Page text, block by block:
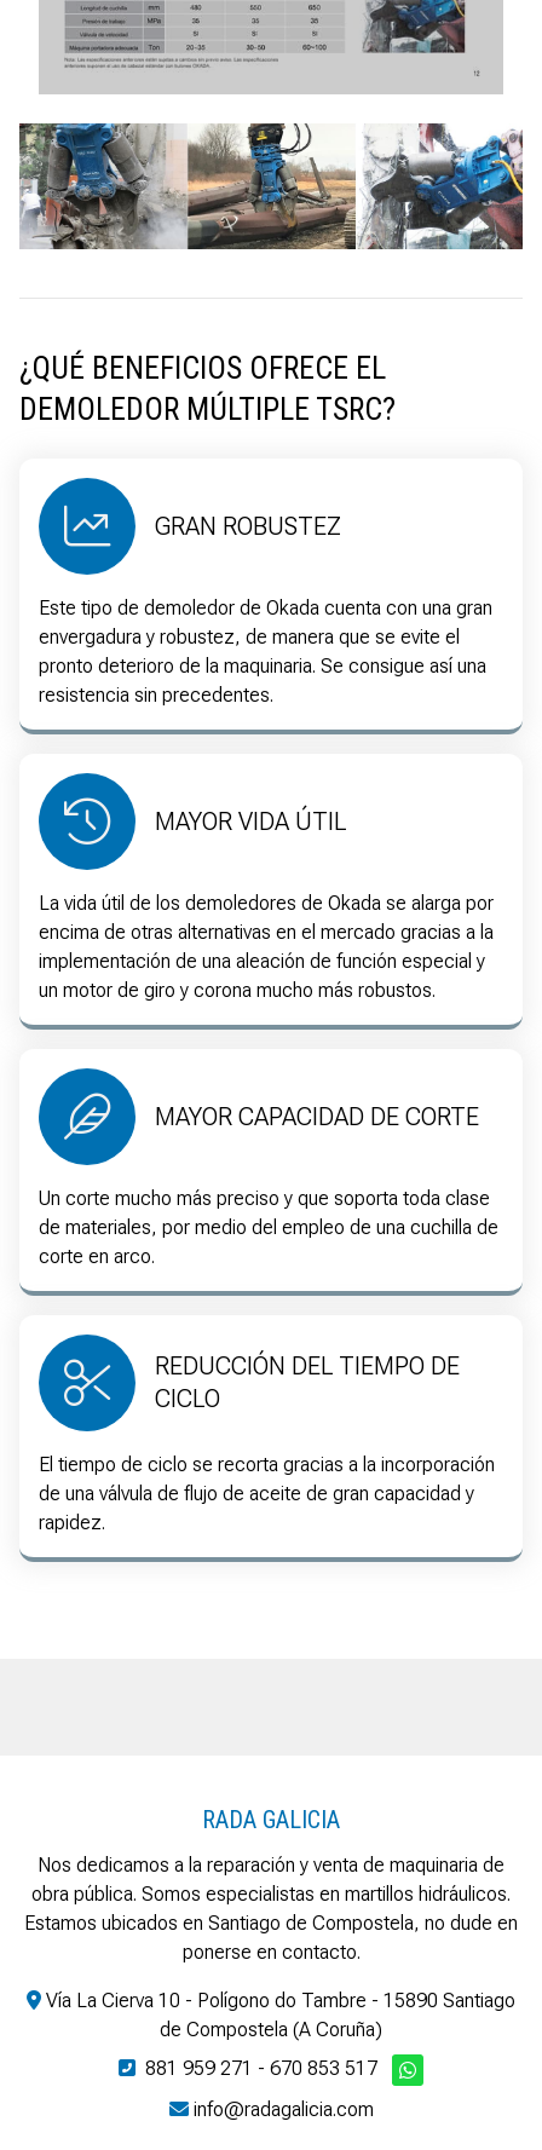
¿QUÉ BENEFICIOS OFRECE EL
DEMOLEDOR MÚLTIPLE TSRC?
GRAN ROBUSTEZ
Este tipo de demoledor de Okada cuenta con una gran
envergadura y robustez, de manera que se evite el
pronto deterioro de la maquinaria. Se consigue así una
resistencia sin precedentes.
MAYOR VIDA ÚTIL
La vida útil de los demoledores de Okada se alarga por
encima de otras alternativas en el mercado gracias a la
implementación de una aleación de función especial y
un motor de giro y corona mucho más robustos.
MAYOR CAPACIDAD DE CORTE
Un corte mucho más preciso y que soporta toda clase
de materiales, por medio del empleo de una cuchilla de
corte en arco.
REDUCCIÓN DEL TIEMPO DE
CICLO
El tiempo de ciclo se recorta gracias a la incorporación
de una válvula de flujo de aceite de gran capacidad y
rapidez.
RADA GALICIA
Nos dedicamos a la reparación y venta de maquinaria de
obra pública. Somos especialistas en martillos hidráulicos.
Estamos ubicados en Santiago de Compostela, no dude en
ponerse en contacto.
Vía La Cierva 10 - Polígono do Tambre - 15890 Santiago
de Compostela (A Coruña)
881 959 271 - 670 853 517
info@radagalicia.com